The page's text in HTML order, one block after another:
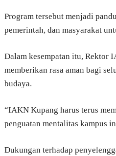
Program tersebut menjadi
pemerintah, dan masyarakat
Dalam kesempatan itu, Rektor
memberikan rasa aman bagi
budaya.
“IAKN Kupang harus terus
penguatan mentalitas kampus
Dukungan terhadap